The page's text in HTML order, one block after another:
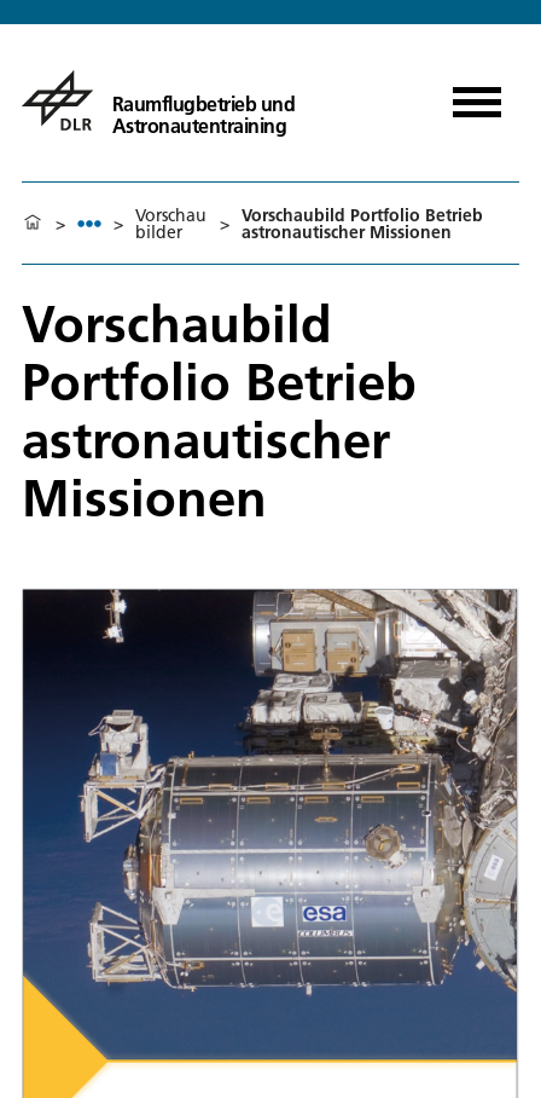
Raumflugbetrieb und
Astronautentraining
> > Vorschau
bilder > Vorschaubild Portfolio Betrieb
astronautischer Missionen
Vorschaubild
Portfolio Betrieb
astronautischer
Missionen